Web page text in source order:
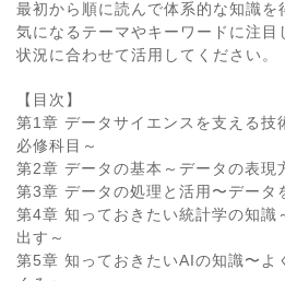
最初から順に読んで体系的な知識を
気になるテーマやキーワードに注目
状況に合わせて活用してください。
【目次】
第1章 データサイエンスを支える技
必修科目～
第2章 データの基本～データの表現
第3章 データの処理と活用〜データ
第4章 知っておきたい統計学の知識
出す～
第5章 知っておきたいAIの知識〜よ